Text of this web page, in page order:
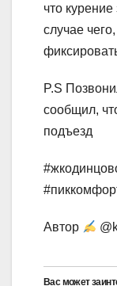
что
случае
P.S
сообщил,
подъезд
Автор
Вас может